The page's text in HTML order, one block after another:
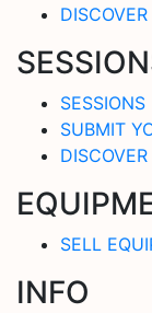
DISCOVER
SESSIONS
SUBMIT
SELL
INFO